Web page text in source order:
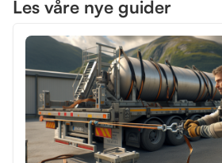
regler som må følges. Først må du
kan begynne øvelseskjøring når
Ledsageren som veileder deg,
og ha hatt førerkort for klasse B i
Øvelseskjøring privat kan være
gir fleksibilitet, men det er viktig
ansvarlige er i stand til å kjøre
starte opplæringen hos en
solid grunnopplæring før du
Les våre nye guider